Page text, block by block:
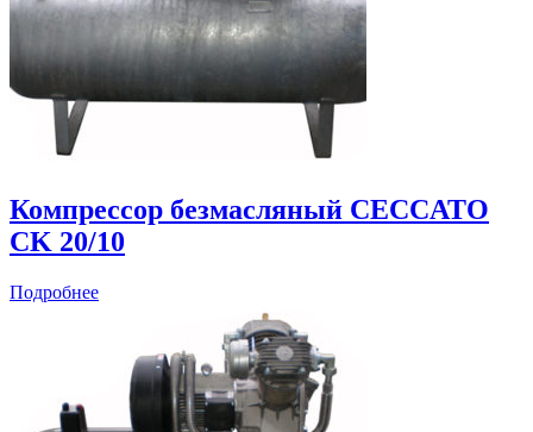
Компрессор безмасляный CECCATO
CK 20/10
Подробнее